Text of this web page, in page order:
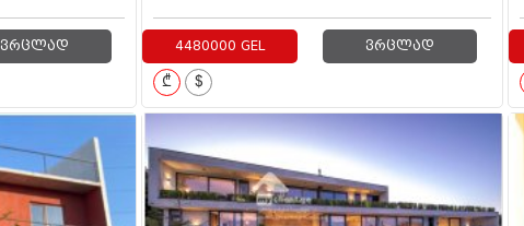
ვრცლად 4480000 GEL ვრცლად
₾ $